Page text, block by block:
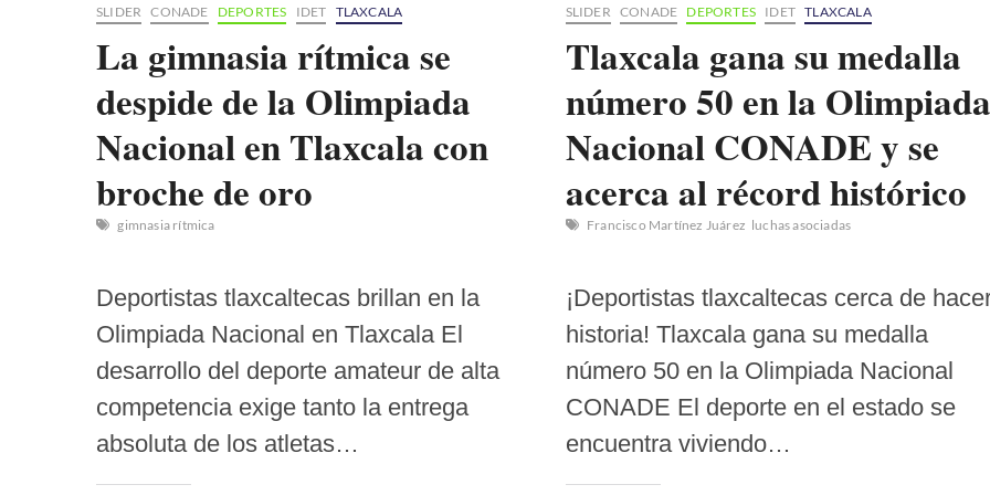
SLIDER CONADE DEPORTES IDET TLAXCALA
La gimnasia rítmica se
despide de la Olimpiada
Nacional en Tlaxcala con
broche de oro
gimnasia rítmica
Deportistas tlaxcaltecas brillan en la
Olimpiada Nacional en Tlaxcala El
desarrollo del deporte amateur de alta
competencia exige tanto la entrega
absoluta de los atletas…
SLIDER CONADE DEPORTES IDET TLAXCALA
Tlaxcala gana su medalla
número 50 en la Olimpiada
Nacional CONADE y se
acerca al récord histórico
Francisco Martínez Juárez luchas asociadas
¡Deportistas tlaxcaltecas cerca de
historia! Tlaxcala gana su medalla
número 50 en la Olimpiada Nacional
CONADE El deporte en el estado se
encuentra viviendo…